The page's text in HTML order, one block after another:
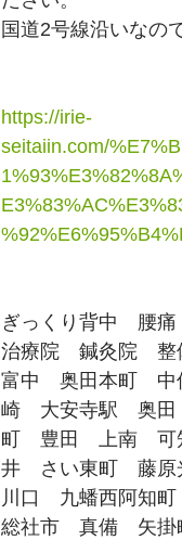
国道2号線沿いなの
https://irie-
seitaiin.com/
ぎっくり背中　腰
治療院　鍼灸院　
富中　奥田本町　
崎　大安寺駅　奥
町　豊田　上南　
井　さい東町　藤
川口　九蟠西阿知
総社市　真備　矢